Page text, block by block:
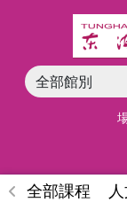
全部課程